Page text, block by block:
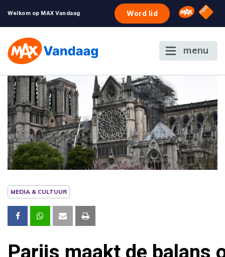
Welkom op MAX Vandaag Word lid Omroep
NPO
menu
MEDIA & CULTUUR